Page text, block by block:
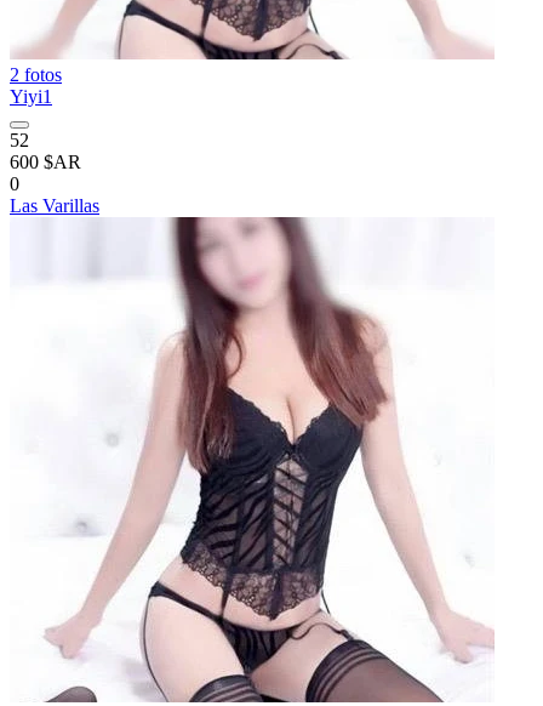
2 fotos
Yiyi1
52
600 $AR
0
Las Varillas